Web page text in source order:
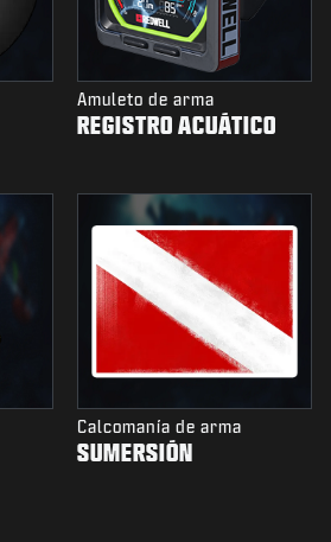
Amuleto de arma
REGISTRO ACUÁTICO
Calcomanía de arma
SUMERSIÓN